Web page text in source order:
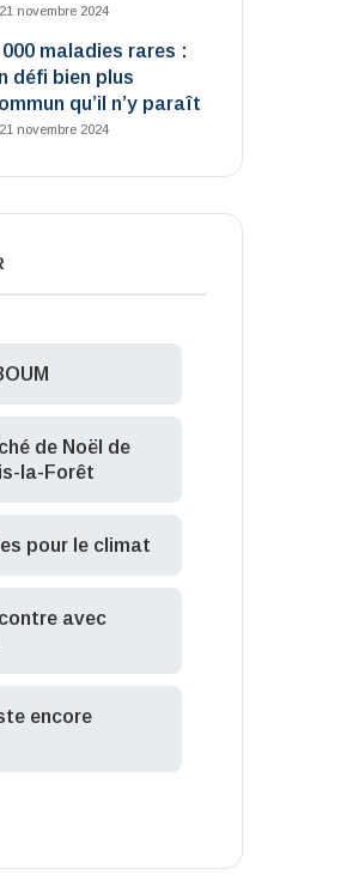
21 novembre 2024
000 maladies rares :
défi bien plus
qu’il n’y paraît
21 novembre 2024
de Noël de
la-Forêt
pour le climat
avec
encore